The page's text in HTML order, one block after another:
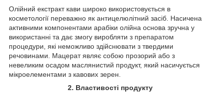
Олійний екстракт кави широко використовується в
косметології переважно як антицелюлітний засіб. Насичена
активними компонентами арабіки олійна основа зручна у
використанні та дає змогу виробляти з препаратом
процедури, які неможливо здійснювати з твердими
речовинами. Мацерат являє собою прозорий або з
невеликим осадом маслянистий продукт, який насичується
мікроелементами з кавових зерен.
2. Властивості продукту